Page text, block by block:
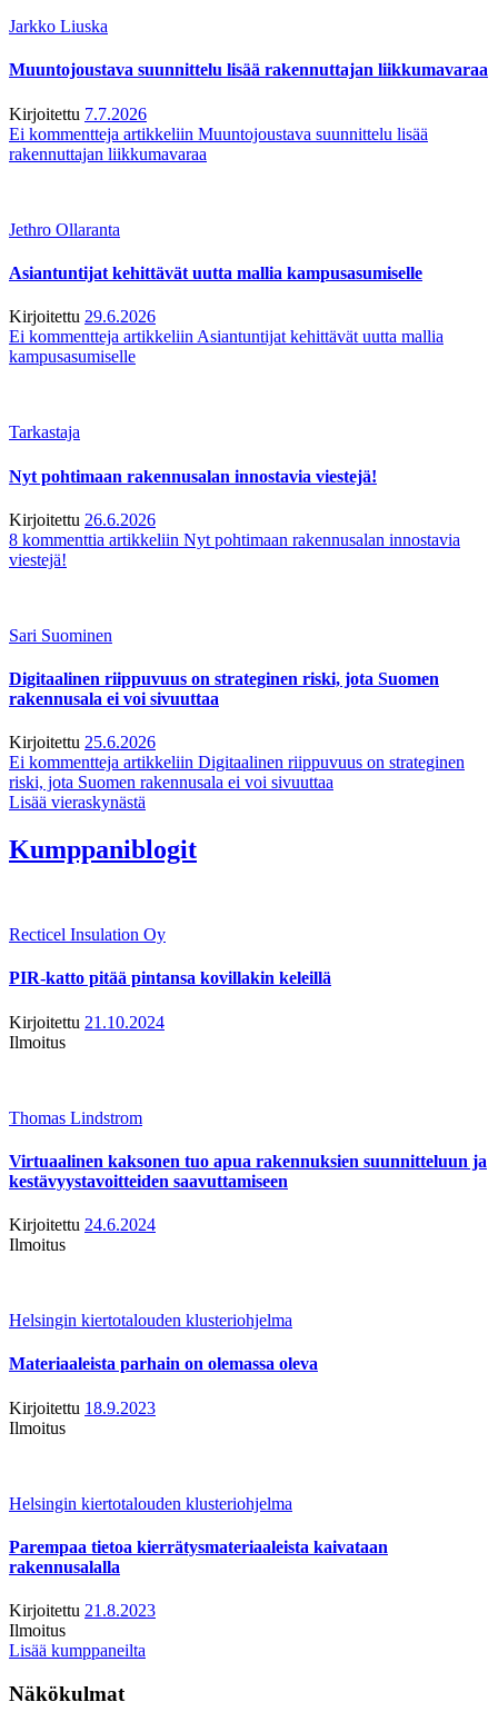
Jarkko Liuska
Muuntojoustava suunnittelu lisää rakennuttajan liikkumavaraa
Kirjoitettu 7.7.2026
Ei kommentteja artikkeliin Muuntojoustava suunnittelu lisää
rakennuttajan liikkumavaraa
Jethro Ollaranta
Asiantuntijat kehittävät uutta mallia kampusasumiselle
Kirjoitettu 29.6.2026
Ei kommentteja artikkeliin Asiantuntijat kehittävät uutta mallia
kampusasumiselle
Tarkastaja
Nyt pohtimaan rakennusalan innostavia viestejä!
Kirjoitettu 26.6.2026
8 kommenttia artikkeliin Nyt pohtimaan rakennusalan innostavia
viestejä!
Sari Suominen
Digitaalinen riippuvuus on strateginen riski, jota Suomen
rakennusala ei voi sivuuttaa
Kirjoitettu 25.6.2026
Ei kommentteja artikkeliin Digitaalinen riippuvuus on strateginen
riski, jota Suomen rakennusala ei voi sivuuttaa
Lisää vieraskynästä
Kumppaniblogit
Recticel Insulation Oy
PIR-katto pitää pintansa kovillakin keleillä
Kirjoitettu 21.10.2024
Ilmoitus
Thomas Lindstrom
Virtuaalinen kaksonen tuo apua rakennuksien suunnitteluun ja
kestävyystavoitteiden saavuttamiseen
Kirjoitettu 24.6.2024
Ilmoitus
Helsingin kiertotalouden klusteriohjelma
Materiaaleista parhain on olemassa oleva
Kirjoitettu 18.9.2023
Ilmoitus
Helsingin kiertotalouden klusteriohjelma
Parempaa tietoa kierrätysmateriaaleista kaivataan
rakennusalalla
Kirjoitettu 21.8.2023
Ilmoitus
Lisää kumppaneilta
Näkökulmat